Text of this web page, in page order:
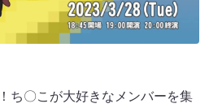
ち〇こが大好きなメンバーを集